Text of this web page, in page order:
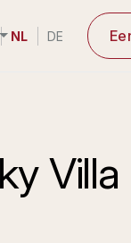
NL DE
Villa |